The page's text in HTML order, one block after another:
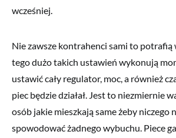
wcześniej.
Nie zawsze kontrahenci sami to
tego dużo takich ustawień wykonują
ustawić cały regulator, moc, a również
piec będzie działał. Jest to niezmiernie
osób jakie mieszkają same żeby niczego
spowodować żadnego wybuchu. Piece